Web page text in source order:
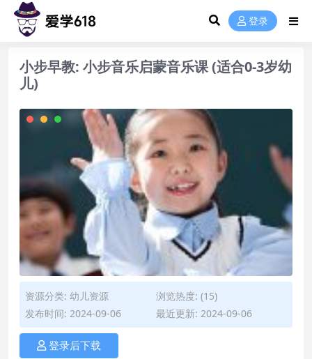
登录
小步早教: 小步音乐启蒙音乐课 (适合0-3岁幼
儿)
资源分类: 幼儿资源
浏览热度: (15)
发布时间: 2024-09-06
最近更新: 2024-09-06
登录后下载